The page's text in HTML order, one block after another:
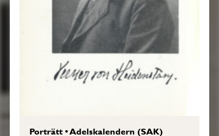
Porträtt•Adelskalendern (SAK)